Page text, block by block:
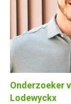
Onderzoeker
Lodewyckx